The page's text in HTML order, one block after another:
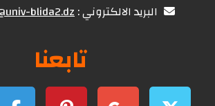
البريد الالكتروني :blida2.dz
تابعنا